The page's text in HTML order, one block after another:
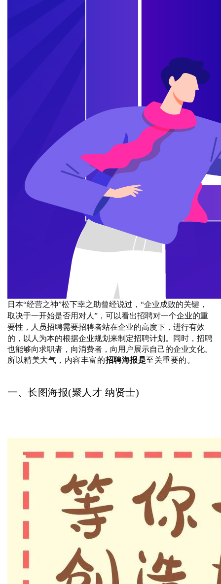
日本“经营之神”松下幸之助曾经说过， “企业成败的关键，
取决于一开始是否用对人”， 可以看出招聘对一个企业的重
要性，人员招聘需要招聘者站在企业的高度下， 进行有效
的，以人为本的根据企业规划来制定招聘计划。
同时，招聘
也能够向求职者，向消费者， 向用户展示自己的企业文化。
所以精美大气，内容丰富的招聘海报是至关重要的。
一、长图海报(聚人才 纳贤士)